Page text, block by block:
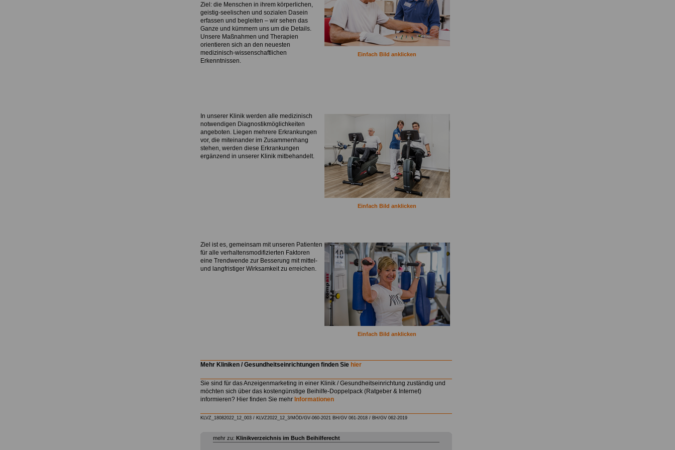
Einfach Bild anklicken
Ziel: die Menschen in ihrem körperlichen,
geistig-seelischen und sozialen Dasein
erfassen und begleiten – wir sehen das
Ganze und kümmern uns um die Details.
Unsere Maßnahmen und Therapien
orientieren sich an den neuesten
medizinisch-wissenschaftlichen
Erkenntnissen.
Einfach Bild anklicken
In unserer Klinik werden alle medizinisch
notwendigen Diagnostikmöglichkeiten
angeboten. Liegen mehrere Erkrankungen
vor, die miteinander im Zusammenhang
stehen, werden diese Erkrankungen
ergänzend in unserer Klinik mitbehandelt..
Einfach Bild anklicken
Ziel ist es, gemeinsam mit unseren Patienten
für alle verhaltensmodifizierten Faktoren
eine Trendwende zur Besserung mit mittel-
und langfristiger Wirksamkeit zu erreichen.
Mehr Kliniken / Gesundheitseinrichtungen finden Sie hier
Sie sind für das Anzeigenmarketing in einer Klinik / Gesundheitseinrichtung zuständig und
möchten sich über das kostengünstige Beihilfe-Doppelpack (Ratgeber & Internet)
informieren? Hier finden Sie mehr Informationen
KLVZ_18082022_12_003 / KLVZ2022_12_3/MÖD/GV-060-2021 BH/GV 061-2018/ BH/GV 062-2019
mehr zu: Klinikverzeichnis im Buch Beihilferecht